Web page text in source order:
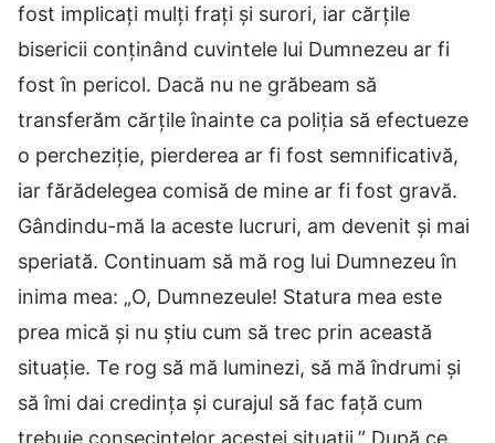
fost implicați mulți frați și surori, iar cărțile
bisericii conținând cuvintele lui Dumnezeu ar fi
fost în pericol. Dacă nu ne grăbeam să
transferăm cărțile înainte ca poliția să efectueze
o percheziție, pierderea ar fi fost semnificativă,
iar fărădelegea comisă de mine ar fi fost gravă.
Gândindu-mă la aceste lucruri, am devenit și mai
speriată. Continuam să mă rog lui Dumnezeu în
inima mea: „O, Dumnezeule! Statura mea este
prea mică și nu știu cum să trec prin această
situație. Te rog să mă luminezi, să mă îndrumi și
să îmi dai credința și curajul să fac față cum
trebuie consecințelor acestei situații.” După ce